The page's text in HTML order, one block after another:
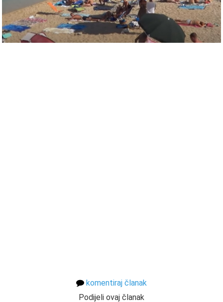
komentiraj članak
Podijeli ovaj članak